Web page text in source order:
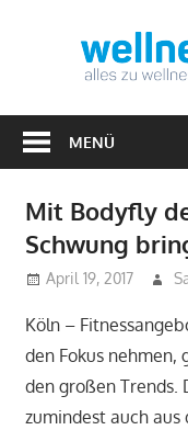
zu
&
Massagen
MENÜ
Mit Bodyfly
Schwung
April 19, 2017
Köln –
den Fokus nehmen,
den großen Trends.
zumindest auch aus